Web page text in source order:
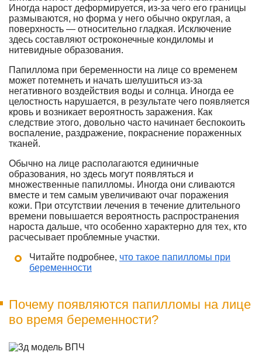
Иногда нарост деформируется, из-за чего его границы
размываются, но форма у него обычно округлая, а
поверхность — относительно гладкая. Исключение
здесь составляют остроконечные кондиломы и
нитевидные образования.
Папиллома при беременности на лице со временем
может потемнеть и начать шелушиться из-за
негативного воздействия воды и солнца. Иногда ее
целостность нарушается, в результате чего появляется
кровь и возникает вероятность заражения. Как
следствие этого, довольно часто начинает беспокоить
воспаление, раздражение, покраснение пораженных
тканей.
Обычно на лице располагаются единичные
образования, но здесь могут появляться и
множественные папилломы. Иногда они сливаются
вместе и тем самым увеличивают очаг поражения
кожи. При отсутствии лечения в течение длительного
времени повышается вероятность распространения
нароста дальше, что особенно характерно для тех, кто
расчесывает проблемные участки.
Читайте подробнее, что такое папилломы при
беременности
Почему появляются папилломы на лице
во время беременности?